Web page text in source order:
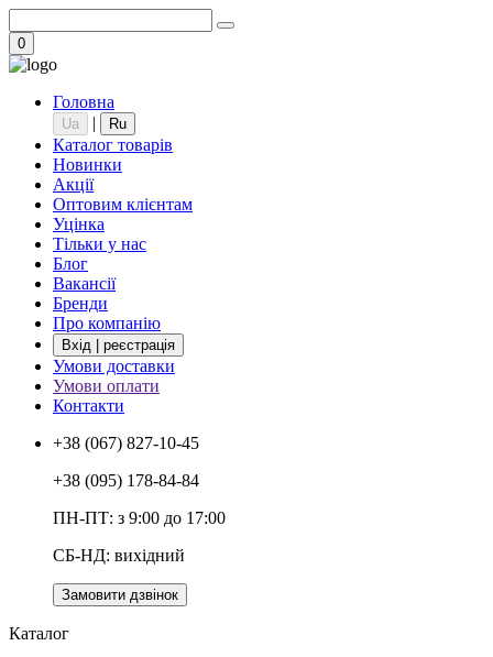
0
Головна
Ua | Ru
Каталог товарів
Новинки
Акції
Оптовим клієнтам
Уцінка
Тільки у нас
Блог
Вакансії
Бренди
Про компанію
Вхід | реєстрація
Умови доставки
Умови оплати
Контакти
+38 (067) 827-10-45
+38 (095) 178-84-84
ПН-ПТ: з 9:00 до 17:00
СБ-НД: вихідний
Замовити дзвінок
Каталог